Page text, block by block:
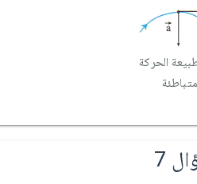
الحركة
متباطئة
7